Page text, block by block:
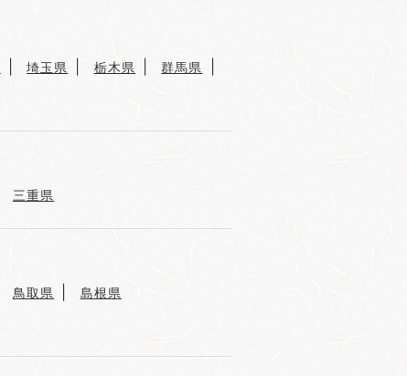
埼玉県 栃木県
群馬県
三重県
鳥取県 島根県